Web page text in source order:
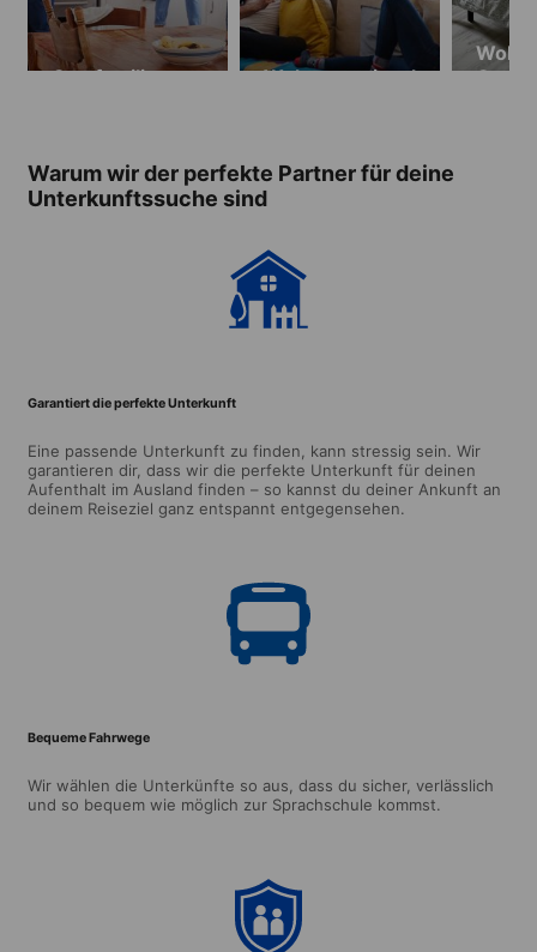
Gastfamilie Wohngemeinschaft
Oca
Warum wir der perfekte Partner für deine
Unterkunftssuche sind
Garantiert die perfekte Unterkunft
Eine passende Unterkunft zu finden, kann stressig sein. Wir
garantieren dir, dass wir die perfekte Unterkunft für deinen
Aufenthalt im Ausland finden – so kannst du deiner Ankunft an
deinem Reiseziel ganz entspannt entgegensehen.
Bequeme Fahrwege
Wir wählen die Unterkünfte so aus, dass du sicher, verlässlich
und so bequem wie möglich zur Sprachschule kommst.